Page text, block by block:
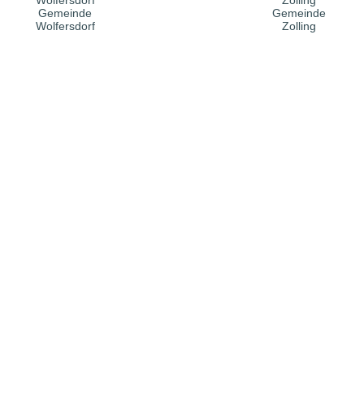
Gemeinde
Wolfersdorf
Gemeinde
Zolling